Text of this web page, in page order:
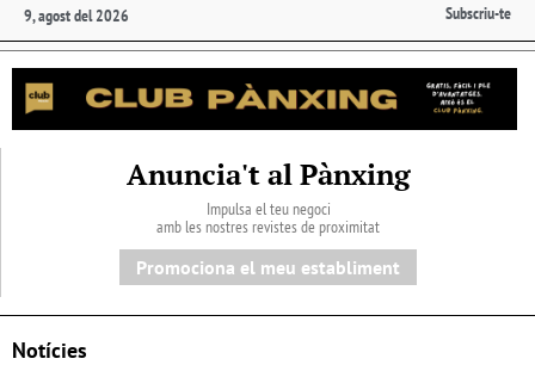
9, agost del 2026 Subscriu-te
Anuncia't al Pànxing
Impulsa el teu negoci
amb les nostres revistes de proximitat
Promociona el meu establiment
Notícies